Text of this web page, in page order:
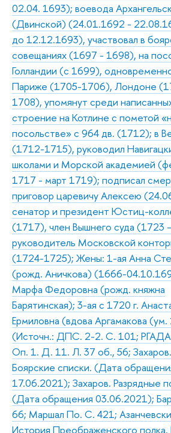
02.04. 1693); воевода
(Двинской) (24.01.1692 -
до 12.12.1693), участвовал в
совещаниях (1697 - 1698), на
Голландии (с 1699),
Париже (1705-1706), Лондоне
1708), упомянут среди
строение на Котлине с пометой
посольстве» с 964 дв. (1712); в
(1712-1715), руководил
школами и Морской академией
1717 - март 1719); подписал
приговор царевичу Алексею
сенатор и президент Юстиц-
(1717), член Вышнего суда (1723
руководитель Московской
(1724-1725); Жены: 1-ая Анна
(рожд. Аничкова) (1666-
Марфа Федоровна (рожд. княжна
Барятинская); 3-ая с 1720 г.
Ермиловна (вдова Аргамакова
(Источн.: ДПС. 2-2. С. 101;
Оп. 1. Д. 11. Л. 37 об., 56; Захаров.
Боярские списки. (Дата
17.06.2021); Захаров. Разрядные
(Дата обращения 03.06.2021);
66; Маршал По. С. 421;
История Преображенского полка.